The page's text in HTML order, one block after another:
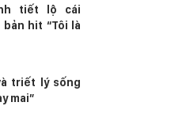
tiết lộ cái
hit “Tôi là
triết lý sống
mai”